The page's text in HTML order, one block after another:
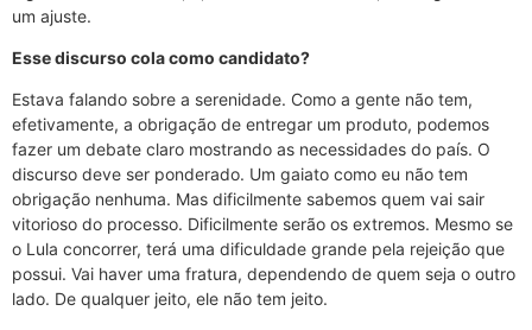
um ajuste.
Esse discurso cola como candidato?
Estava falando sobre a serenidade. Como a gente não tem,
efetivamente, a obrigação de entregar um produto, podemos
fazer um debate claro mostrando as necessidades do país. O
discurso deve ser ponderado. Um gaiato como eu não tem
obrigação nenhuma. Mas dificilmente sabemos quem vai sair
vitorioso do processo. Dificilmente serão os extremos. Mesmo se
o Lula concorrer, terá uma dificuldade grande pela rejeição que
possui. Vai haver uma fratura, dependendo de quem seja o outro
lado. De qualquer jeito, ele não tem jeito.